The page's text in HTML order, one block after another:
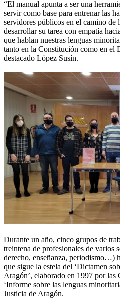
“El manual apunta a ser una
servir como base para entrenar las
servidores públicos en el camino de
desarrollar su tarea con empatía
que hablan nuestras lenguas
tanto en la Constitución como en el
destacado López Susín.
Durante un año, cinco grupos de
treintena de profesionales de varios
derecho, enseñanza, periodismo…)
que sigue la estela del ‘Dictamen
Aragón’, elaborado en 1997 por las
‘Informe sobre las lenguas
Justicia de Aragón.